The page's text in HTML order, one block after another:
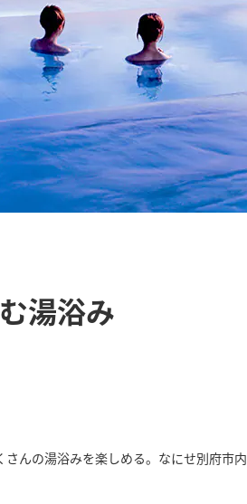
湯浴み
んの湯浴みを楽しめる。なにせ別府市